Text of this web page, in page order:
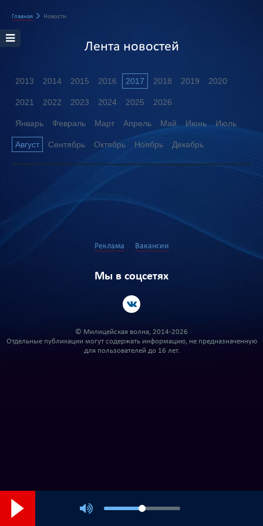
Главная Новости
Лента новостей
2013 2014 2015 2016 2017 2018 2019 2020
2021 2022 2023 2024 2025 2026
Январь Февраль Март Апрель Май Июнь Июль
Август Сентябрь Октябрь Ноябрь Декабрь
Реклама Вакансии
Мы в соцсетях
© Милицейская волна, 2014-2026
Отдельные публикации могут содержать информацию, не предназначенную
для пользователей до 16 лет.